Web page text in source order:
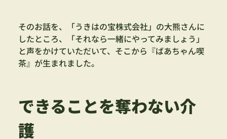
そのお話を、「うきはの宝株式会社」の大熊さんに
したところ、「それなら一緒にやってみましょう」
と声をかけていただいて、そこから『ばあちゃん喫
茶』が生まれました。
できることを奪わない介
護